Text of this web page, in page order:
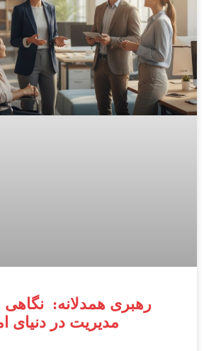
رهبری همدلانه: نگاهی
مدیریت در دنیای